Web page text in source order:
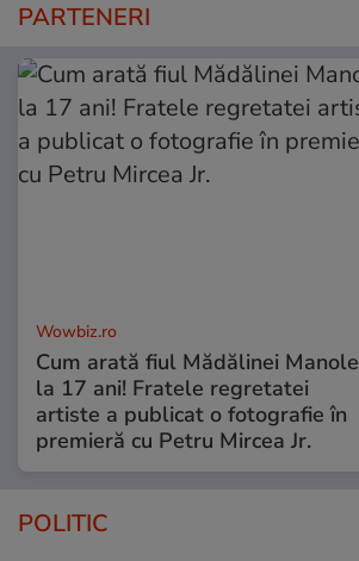
PARTENERI
Wowbiz.ro
Cum arată fiul Mădălinei Manole
la 17 ani! Fratele regretatei
artiste a publicat o fotografie în
premieră cu Petru Mircea Jr.
POLITIC